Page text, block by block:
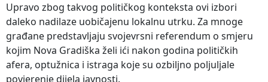
Upravo zbog takvog političkog konteksta ovi izbori
daleko nadilaze uobičajenu lokalnu utrku. Za mnoge
građane predstavljaju svojevrsni referendum o smjeru
kojim Nova Gradiška želi ići nakon godina političkih
afera, optužnica i istraga koje su ozbiljno poljuljale
povjerenje dijela javnosti.